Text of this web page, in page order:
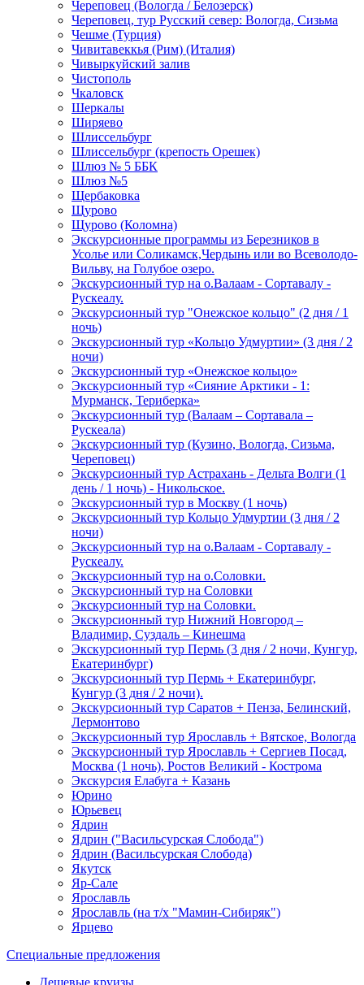
Череповец (Вологда / Белозерск)
Череповец, тур Русский север: Вологда, Сизьма
Чешме (Турция)
Чивитавеккья (Рим) (Италия)
Чивыркуйский залив
Чистополь
Чкаловск
Шеркалы
Ширяево
Шлиссельбург
Шлиссельбург (крепость Орешек)
Шлюз № 5 ББК
Шлюз №5
Щербаковка
Щурово
Щурово (Коломна)
Экскурсионные программы из Березников в
Усолье или Соликамск,Чердынь или во Всеволодо-
Вильву, на Голубое озеро.
Экскурсионный тур на о.Валаам - Сортавалу -
Рускеалу.
Экскурсионный тур "Онежское кольцо" (2 дня / 1
ночь)
Экскурсионный тур «Кольцо Удмуртии» (3 дня / 2
ночи)
Экскурсионный тур «Онежское кольцо»
Экскурсионный тур «Сияние Арктики - 1:
Мурманск, Териберка»
Экскурсионный тур (Валаам – Сортавала –
Рускеала)
Экскурсионный тур (Кузино, Вологда, Сизьма,
Череповец)
Экскурсионный тур Астрахань - Дельта Волги (1
день / 1 ночь) - Никольское.
Экскурсионный тур в Москву (1 ночь)
Экскурсионный тур Кольцо Удмуртии (3 дня / 2
ночи)
Экскурсионный тур на о.Валаам - Сортавалу -
Рускеалу.
Экскурсионный тур на о.Соловки.
Экскурсионный тур на Соловки
Экскурсионный тур на Соловки.
Экскурсионный тур Нижний Новгород –
Владимир, Суздаль – Кинешма
Экскурсионный тур Пермь (3 дня / 2 ночи, Кунгур,
Екатеринбург)
Экскурсионный тур Пермь + Екатеринбург,
Кунгур (3 дня / 2 ночи).
Экскурсионный тур Саратов + Пенза, Белинский,
Лермонтово
Экскурсионный тур Ярославль + Вятское, Вологда
Экскурсионный тур Ярославль + Сергиев Посад,
Москва (1 ночь), Ростов Великий - Кострома
Экскурсия Елабуга + Казань
Юрино
Юрьевец
Ядрин
Ядрин ("Васильсурская Слобода")
Ядрин (Васильсурская Слобода)
Якутск
Яр-Сале
Ярославль
Ярославль (на т/х "Мамин-Сибиряк")
Ярцево
Специальные предложения
Дешевые круизы